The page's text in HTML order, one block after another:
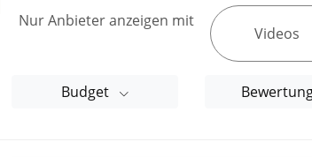
Nur Anbieter anzeigen mit
Videos
Budget